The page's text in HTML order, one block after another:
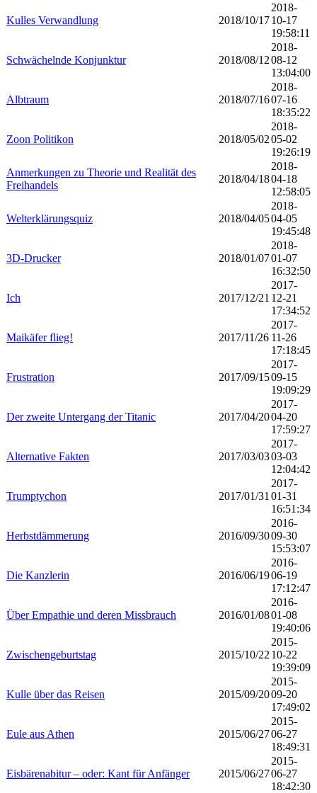
Kulles Verwandlung 2018/10/17
2018-
10-17
19:58:11
Schwächelnde Konjunktur 2018/08/12
2018-
08-12
13:04:00
Albtraum 2018/07/16
2018-
07-16
18:35:22
Zoon Politikon 2018/05/02
2018-
05-02
19:26:19
Anmerkungen zu Theorie und Realität des
Freihandels
2018/04/18
2018-
04-18
12:58:05
Welterklärungsquiz 2018/04/05
2018-
04-05
19:45:48
3D-Drucker 2018/01/07
2018-
01-07
16:32:50
Ich 2017/12/21
2017-
12-21
17:34:52
Maikäfer flieg! 2017/11/26
2017-
11-26
17:18:45
Frustration 2017/09/15
2017-
09-15
19:09:29
Der zweite Untergang der Titanic 2017/04/20
2017-
04-20
17:59:27
Alternative Fakten 2017/03/03
2017-
03-03
12:04:42
Trumptychon 2017/01/31
2017-
01-31
16:51:34
Herbstdämmerung 2016/09/30
2016-
09-30
15:53:07
Die Kanzlerin 2016/06/19
2016-
06-19
17:12:47
Über Empathie und deren Missbrauch 2016/01/08
2016-
01-08
19:40:06
Zwischengeburtstag 2015/10/22
2015-
10-22
19:39:09
Kulle über das Reisen 2015/09/20
2015-
09-20
17:49:02
Eule aus Athen 2015/06/27
2015-
06-27
18:49:31
Eisbärenabitur – oder: Kant für Anfänger 2015/06/27
2015-
06-27
18:42:30